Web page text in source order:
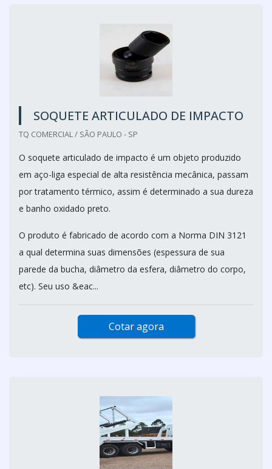
SOQUETE ARTICULADO DE IMPACTO
TQ COMERCIAL / SÃO PAULO - SP
O soquete articulado de impacto é um objeto produzido
em aço-liga especial de alta resistência mecânica, passam
por tratamento térmico, assim é determinado a sua dureza
e banho oxidado preto.
O produto é fabricado de acordo com a Norma DIN 3121
a qual determina suas dimensões (espessura de sua
parede da bucha, diâmetro da esfera, diâmetro do corpo,
etc). Seu uso &eac...
Cotar agora